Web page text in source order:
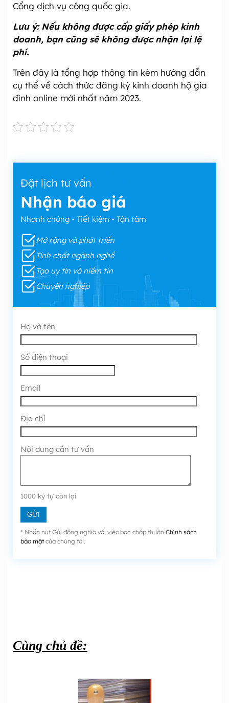
Cổng dịch vụ công quốc gia.
Lưu ý: Nếu không được cấp giấy phép kinh
doanh, bạn cũng sẽ không được nhận lại lệ
phí.
Trên đây là tổng hợp thông tin kèm hướng dẫn
cụ thể về cách thức đăng ký kinh doanh hộ gia
đình online mới nhất năm 2023.
Đặt lịch tư vấn
Nhận báo giá
Nhanh chóng - Tiết kiệm - Tận tâm
Mở rộng và phát triển
Tính chất ngành nghề
Tạo uy tín và niềm tin
Chuyên nghiệp
Họ và tên
Số điện thoại
Email
Địa chỉ
Nội dung cần tư vấn
1000 ký tự còn lại.
* Nhấn nút Gửi đồng nghĩa với việc bạn chấp thuận Chính sách
bảo mậtcủa chúng tôi.
Cùng chủ đề: